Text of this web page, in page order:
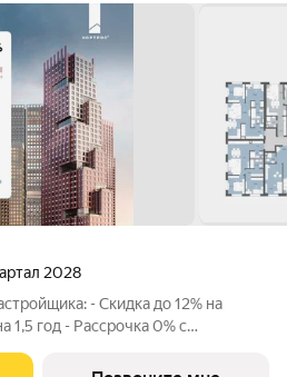
2028
- Скидка до 12% на
1,5 год - Рассрочка 0% с
без удорожания, ставка 4% -